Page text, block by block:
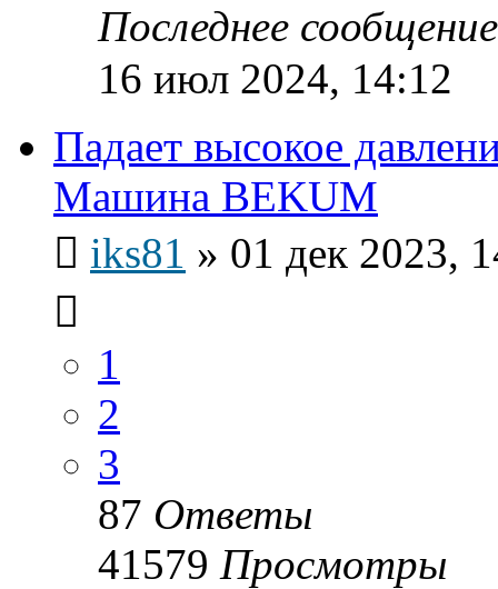
Последнее
16 июл 2024, 14:12
Падает высокое
Машина BEKUM
iks81 » 01 дек 2023,
1
2
3
87 Ответы
41579 Просмотры